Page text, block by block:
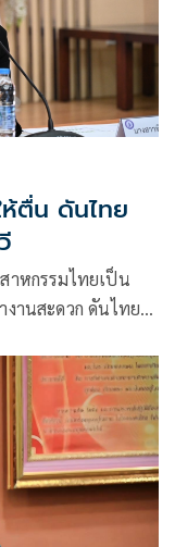
ห้ตื่น ดันไทย
าหกรรมไทยเป็น
งานสะดวก ดันไทย